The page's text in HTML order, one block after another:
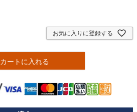
お気に入りに登録する
カートに入れる